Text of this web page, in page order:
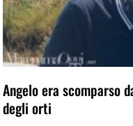
Angelo era scomparso
degli orti